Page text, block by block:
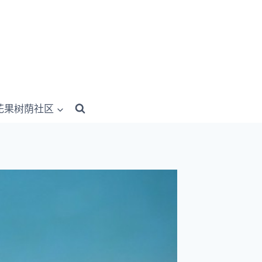
果树荫社区